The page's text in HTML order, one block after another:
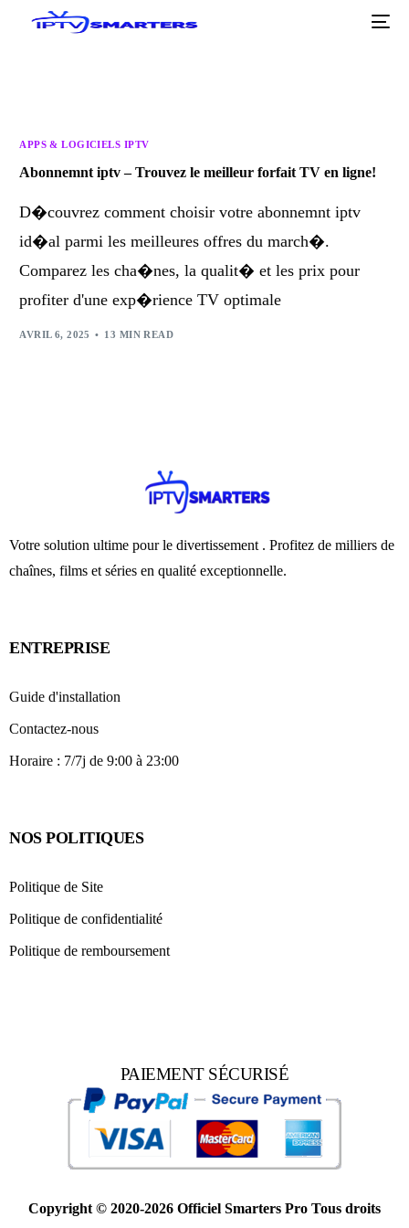
APPS & LOGICIELS IPTV
Abonnemnt iptv – Trouvez le meilleur forfait TV en ligne!
D�couvrez comment choisir votre abonnemnt iptv
id�al parmi les meilleures offres du march�.
Comparez les cha�nes, la qualit� et les prix pour
profiter d'une exp�rience TV optimale
AVRIL 6, 2025 13 MIN READ
Votre solution ultime pour le divertissement . Profitez de milliers de
chaînes, films et séries en qualité exceptionnelle.
ENTREPRISE
Guide d'installation
Contactez-nous
Horaire : 7/7j de 9:00 à 23:00
NOS POLITIQUES
Politique de Site
Politique de confidentialité
Politique de remboursement
PAIEMENT SÉCURISÉ
Copyright © 2020-2026 Officiel Smarters Pro Tous droits